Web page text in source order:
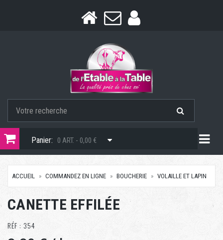
Panier: 0 ART. - 0,00 €
ACCUEIL COMMANDEZ EN LIGNE BOUCHERIE VOLAILLE ET LAPIN
CANETTE EFFILÉE
RÉF : 354